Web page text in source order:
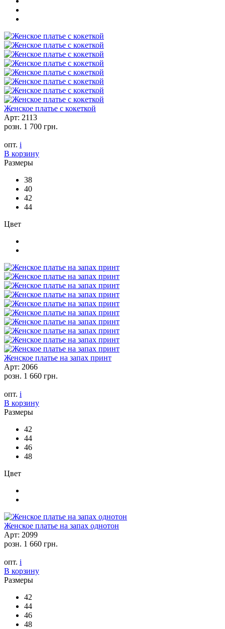
Женское платье с кокеткой
Арт: 2113
розн. 1 700 грн.
опт. i
В корзину
Размеры
38
40
42
44
Цвет
Женское платье на запах принт
Арт: 2066
розн. 1 660 грн.
опт. i
В корзину
Размеры
42
44
46
48
Цвет
Женское платье на запах однотон
Арт: 2099
розн. 1 660 грн.
опт. i
В корзину
Размеры
42
44
46
48